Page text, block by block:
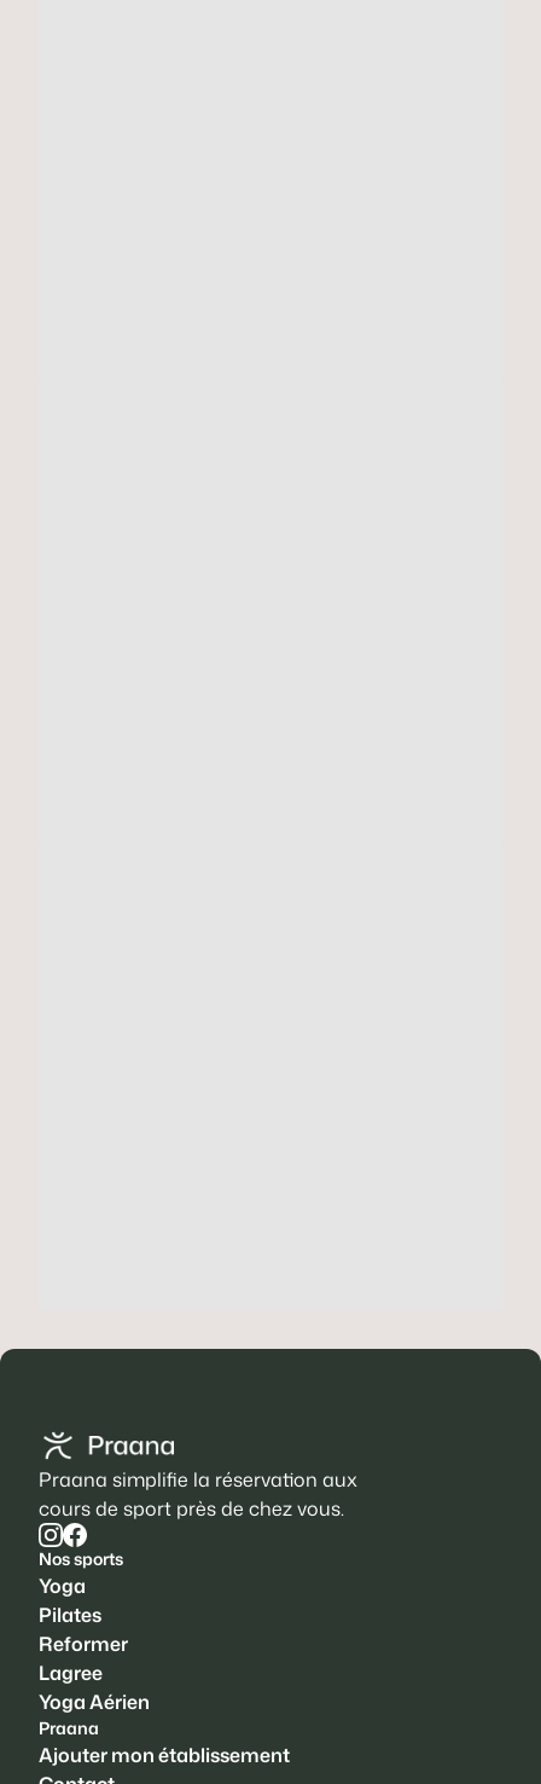
Praana simplifie la réservation aux
cours de sport près de chez vous.
Nos sports
Yoga
Pilates
Reformer
Lagree
Yoga Aérien
Praana
Ajouter mon établissement